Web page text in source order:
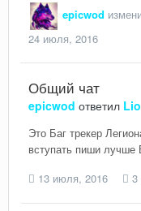
epicwod
24 июля, 2016
Общий чат
epicwod ответил
Это Баг трекер
вступать пиши
13 июля, 2016
3